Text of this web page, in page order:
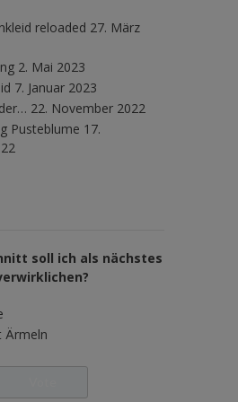
reloaded 27. März
2. Mai 2023
7. Januar 2023
22. November 2022
Pusteblume 17.
soll ich als nächstes
Ärmeln